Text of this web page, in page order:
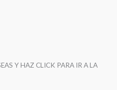
Y HAZ CLICK PARA IR A LA